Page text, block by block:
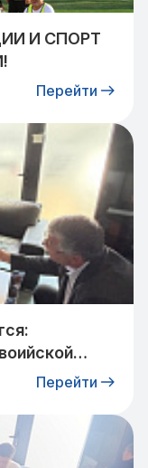
И СПОРТ
Перейти
Перейти